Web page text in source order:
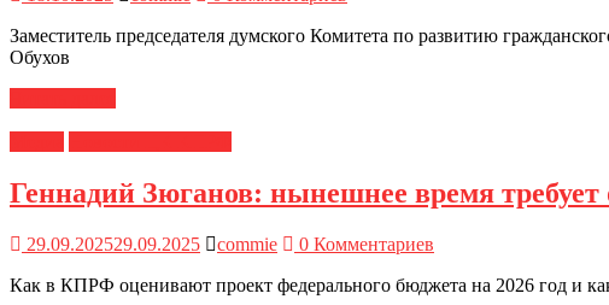
Заместитель председателя думского Комитета по развитию
Обухов
Геннадий Зюганов: нынешнее время
29.09.202529.09.2025 commie
0 Комментариев
Как в КПРФ оценивают проект федерального бюджета на 2026 год и